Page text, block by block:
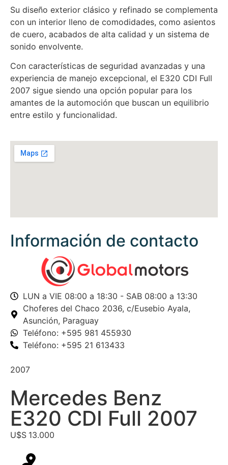
Su diseño exterior clásico y refinado se complementa
con un interior lleno de comodidades, como asientos
de cuero, acabados de alta calidad y un sistema de
sonido envolvente.
Con características de seguridad avanzadas y una
experiencia de manejo excepcional, el E320 CDI Full
2007 sigue siendo una opción popular para los
amantes de la automoción que buscan un equilibrio
entre estilo y funcionalidad.
Información de contacto
LUN a VIE 08:00 a 18:30 - SAB 08:00 a 13:30
Choferes del Chaco 2036, c/Eusebio Ayala,
Asunción, Paraguay
Teléfono: +595 981 455930
Teléfono: +595 21 613433
2007
Mercedes Benz
E320 CDI Full 2007
U$S 13.000